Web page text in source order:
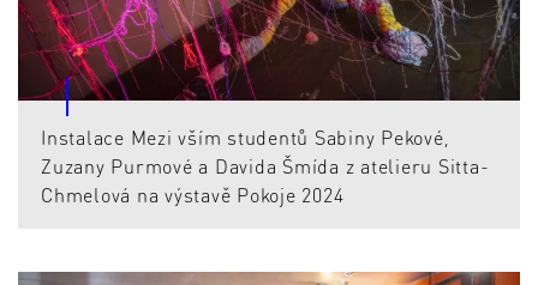
Instalace Mezi vším studentů Sabiny Pekové,
Zuzany Purmové a Davida Šmída z atelieru Sitta-
Chmelová na výstavě Pokoje 2024